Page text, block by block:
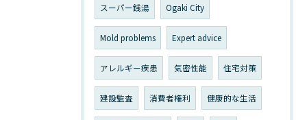
スーパー銭湯 Ogaki City
Mold problems Expert advice
アレルギー疾患 気密性能 住宅対策
建設監査 消費者権利 健康的な生活